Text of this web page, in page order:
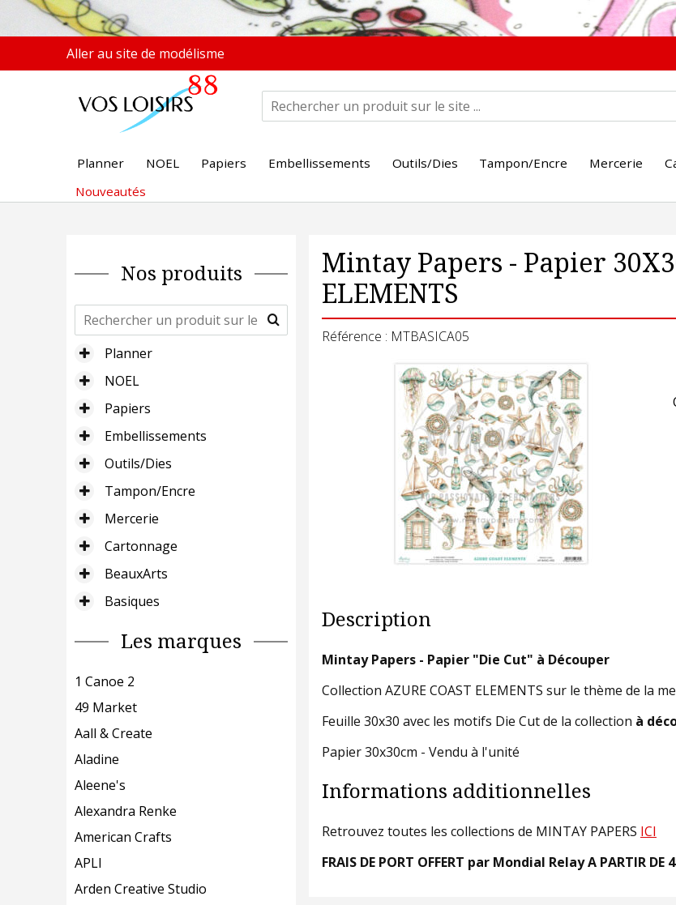
Aller au site de modélisme
Planner NOEL Papiers Embellissements Outils/Dies Tampon/Encre Mercerie
Nouveautés
Nos produits
Planner
NOEL
Papiers
Embellissements
Outils/Dies
Tampon/Encre
Mercerie
Cartonnage
BeauxArts
Basiques
Les marques
1 Canoe 2
49 Market
Aall & Create
Aladine
Aleene's
Alexandra Renke
American Crafts
APLI
Arden Creative Studio
Mintay Papers - Papier
ELEMENTS
Référence : MTBASICA05
Description
Mintay Papers - Papier "Die Cut" à Découper
Collection AZURE COAST ELEMENTS sur le thème de la
Feuille 30x30 avec les motifs Die Cut de la collection à
Papier 30x30cm - Vendu à l'unité
Informations additionnelles
Retrouvez toutes les collections de MINTAY PAPERS ICI
FRAIS DE PORT OFFERT par Mondial Relay A PARTIR DE